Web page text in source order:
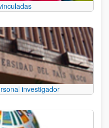
investigador